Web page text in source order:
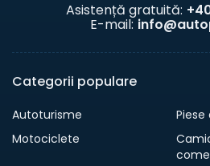
Asistență gratuită:
E-mail:
Categorii populare
Autoturisme
Piese
Motociclete